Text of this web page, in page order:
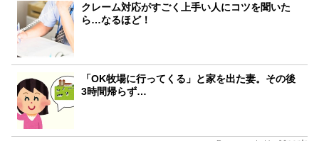
クレーム対応がすごく上手い人にコツを聞いた
ら…なるほど！
「OK牧場に行ってくる」と家を出た妻。その後
3時間帰らず…